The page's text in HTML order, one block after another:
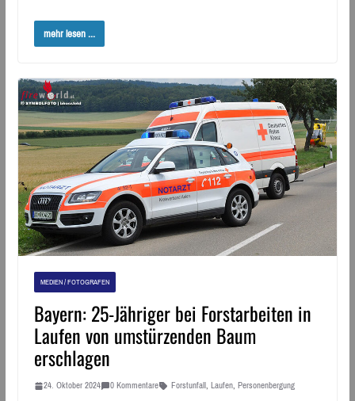
mehr lesen ...
MEDIEN / FOTOGRAFEN
Bayern: 25-Jähriger bei Forstarbeiten in
Laufen von umstürzenden Baum
erschlagen
24. Oktober 2024 0 Kommentare Forstunfall, Laufen, Personenbergung